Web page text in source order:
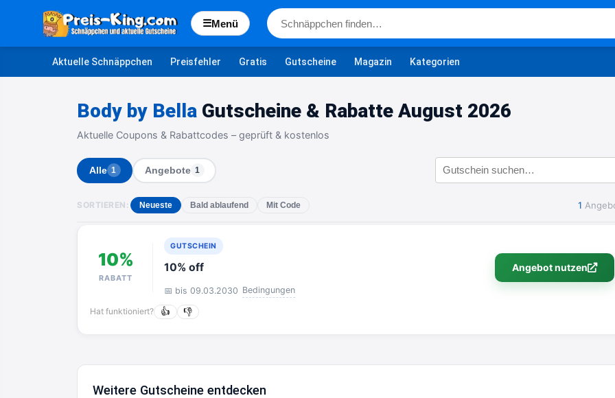
☰Menü
Aktuelle Schnäppchen Preisfehler Gratis Gutscheine Magazin Kategorien
Body by Bella Gutscheine & Rabatte August 2026
Aktuelle Coupons & Rabattcodes – geprüft & kostenlos
Alle 1 Angebote 1
SORTIEREN: Neueste Bald ablaufend Mit Code 1
10%
RABATT
GUTSCHEIN
10% off
📅 bis 09.03.2030 Bedingungen
Angebot nutzen
Hat funktioniert? 👍 👎
Weitere Gutscheine entdecken